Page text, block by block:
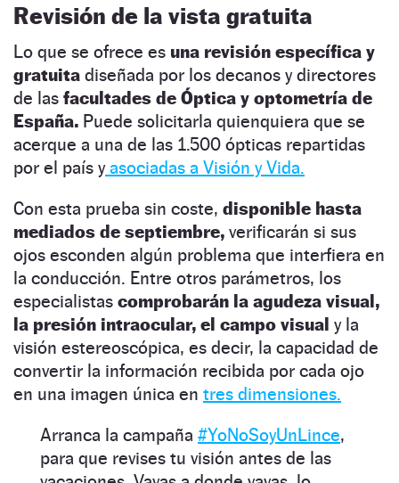
Revisión de la vista gratuita
Lo que se ofrece es una revisión específica y
gratuita diseñada por los decanos y directores
de las facultades de Óptica y optometría de
España. Puede solicitarla quienquiera que se
acerque a una de las 1.500 ópticas repartidas
por el país yasociadas a Visión y Vida.
Con esta prueba sin coste, disponible hasta
mediados de septiembre, verificarán si sus
ojos esconden algún problema que interfiera en
la conducción. Entre otros parámetros, los
especialistas comprobarán la agudeza visual,
la presión intraocular, el campo visual y la
visión estereoscópica, es decir, la capacidad de
convertir la información recibida por cada ojo
en una imagen única en tres dimensiones.
Arranca la campaña #YoNoSoyUnLince,
para que revises tu visión antes de las